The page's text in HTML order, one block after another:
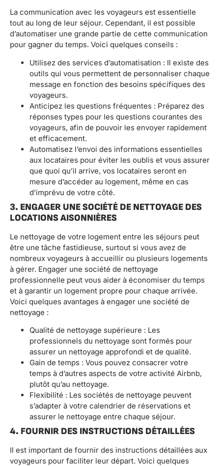
La communication avec les voyageurs est essentielle
tout au long de leur séjour. Cependant, il est possible
d’automatiser une grande partie de cette communication
pour gagner du temps. Voici quelques conseils :
Utilisez des services d’automatisation : Il existe des
outils qui vous permettent de personnaliser chaque
message en fonction des besoins spécifiques des
voyageurs.
Anticipez les questions fréquentes : Préparez des
réponses types pour les questions courantes des
voyageurs, afin de pouvoir les envoyer rapidement
et efficacement.
Automatisez l’envoi des informations essentielles
aux locataires pour éviter les oublis et vous assurer
que quoi qu’il arrive, vos locataires seront en
mesure d’accéder au logement, même en cas
d’imprévu de votre côté.
3. ENGAGER UNE SOCIÉTÉ DE NETTOYAGE DES
LOCATIONS AISONNIÈRES
Le nettoyage de votre logement entre les séjours peut
être une tâche fastidieuse, surtout si vous avez de
nombreux voyageurs à accueillir ou plusieurs logements
à gérer. Engager une société de nettoyage
professionnelle peut vous aider à économiser du temps
et à garantir un logement propre pour chaque arrivée.
Voici quelques avantages à engager une société de
nettoyage :
Qualité de nettoyage supérieure : Les
professionnels du nettoyage sont formés pour
assurer un nettoyage approfondi et de qualité.
Gain de temps : Vous pouvez consacrer votre
temps à d’autres aspects de votre activité Airbnb,
plutôt qu’au nettoyage.
Flexibilité : Les sociétés de nettoyage peuvent
s’adapter à votre calendrier de réservations et
assurer le nettoyage entre chaque séjour.
4. FOURNIR DES INSTRUCTIONS DÉTAILLÉES
Il est important de fournir des instructions détaillées aux
voyageurs pour faciliter leur départ. Voici quelques